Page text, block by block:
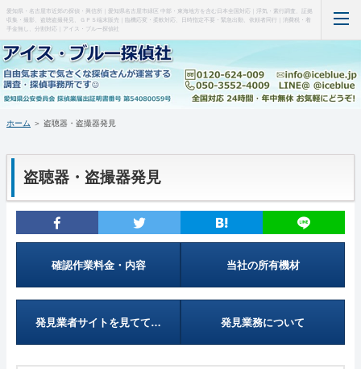
愛知県・名古屋市近郊の探偵・興信所｜愛知県名古屋市緑区 中部・東海地方を含む日本全国対応｜浮気・素行調査、証拠
収集・撮影、盗聴盗撮発見、ＧＰＳ端末販売｜臨機応変・柔軟対応、日時指定不要・緊急出動、依頼者同行｜消費税・着
手金無し、分割対応｜アイス・ブルー探偵社
ホーム
当事務所について（はじめに・事務所概要）
特徴など(違い・緊急出動・暗所カメラ)
盗聴器・盗撮器発見(料金・機材など)
ＧＰＳ端末の紹介・販売
お問い合わせ・調査の流れ
ホーム ＞ 盗聴器・盗撮器発見
盗聴器・盗撮器発見
確認作業料金・内容 当社の所有機材
発見業者サイトを見てて… 発見業務について